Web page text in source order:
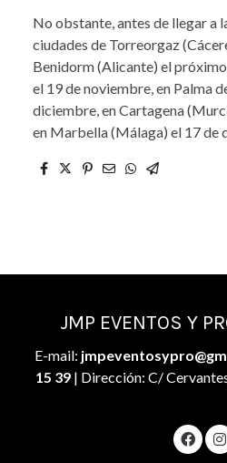
No obstante, antes de llegar a
ciudades de Torreorgaz
Benidorm (Alicante) el
el 19 de noviembre, en Palma
diciembre, en Cartagena
en Marbella (Málaga) el 17 de
JMP EVENTOS Y
E-mail:
15 39 | Dirección: C/